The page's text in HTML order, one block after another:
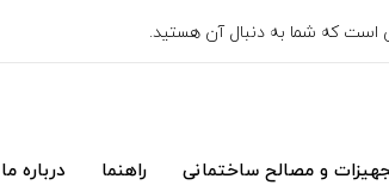
است که شما به دنبال آن هستید.
و مصالح ساختمانی راهنما درباره ما